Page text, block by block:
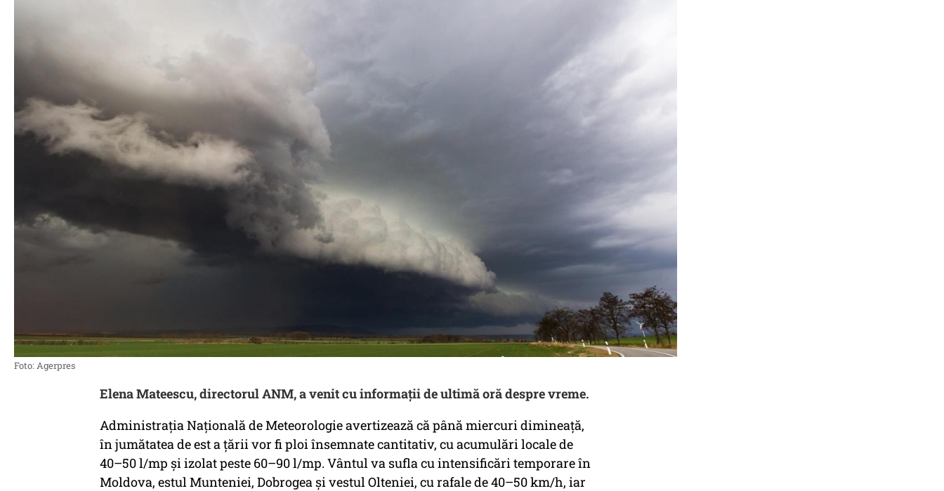
Foto: Agerpres
Elena Mateescu, directorul ANM, a venit cu informații de ultimă oră despre vreme.
Administrația Națională de Meteorologie avertizează că până miercuri dimineață,
în jumătatea de est a țării vor fi ploi însemnate cantitativ, cu acumulări locale de
40–50 l/mp și izolat peste 60–90 l/mp. Vântul va sufla cu intensificări temporare în
Moldova, estul Munteniei, Dobrogea și vestul Olteniei, cu rafale de 40–50 km/h, iar